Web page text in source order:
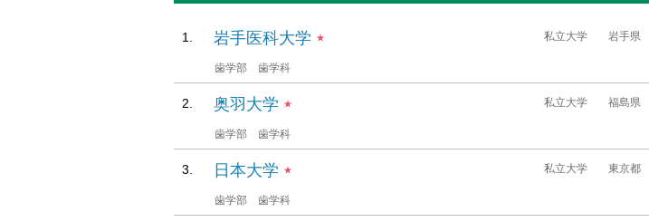
岩手医科大学 ★ 私立大学 岩手県
歯学部 歯学科
奥羽大学 ★ 私立大学 福島県
歯学部 歯学科
日本大学 ★ 私立大学 東京都
歯学部 歯学科